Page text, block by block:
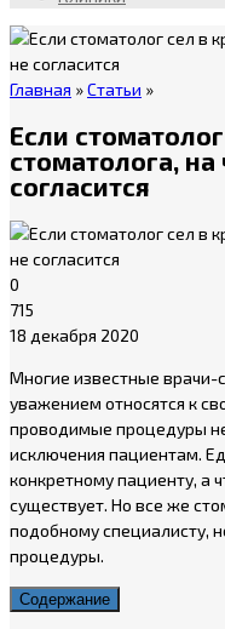
Главная »Статьи »
Если
стоматолога, на
согласится
0
715
18 декабря 2020
Многие известные врачи-
уважением относятся к
проводимые процедуры
исключения пациентам.
конкретному пациенту, а
существует. Но все же
подобному специалисту,
процедуры.
Содержание